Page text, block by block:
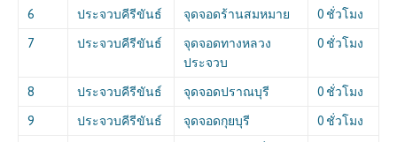
6 ประจวบคีรีขันธ์ จุดจอดร้านสมหมาย 0 ชั่วโมง
7 ประจวบคีรีขันธ์
จุดจอดทางหลวง
ประจวบ
0 ชั่วโมง
8 ประจวบคีรีขันธ์ จุดจอดปราณบุรี 0 ชั่วโมง
9 ประจวบคีรีขันธ์ จุดจอดกุยบุรี 0 ชั่วโมง